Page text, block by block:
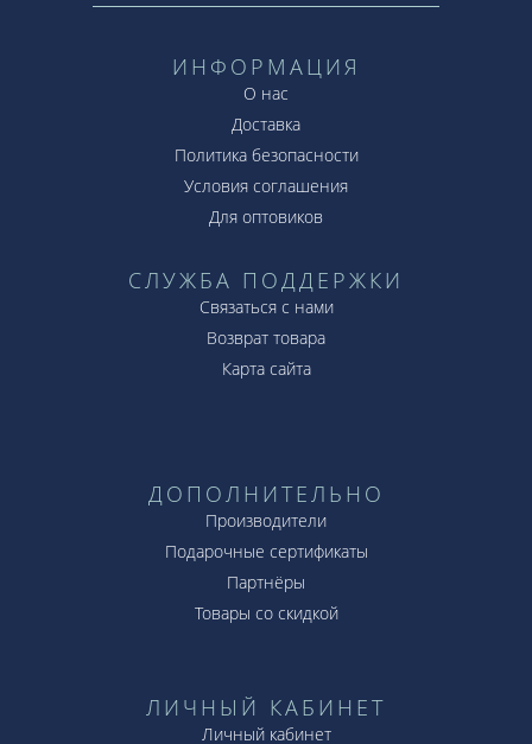
ИНФОРМАЦИЯ
О нас
Доставка
Политика безопасности
Условия соглашения
Для оптовиков
СЛУЖБА ПОДДЕРЖКИ
Связаться с нами
Возврат товара
Карта сайта
ДОПОЛНИТЕЛЬНО
Производители
Подарочные сертификаты
Партнёры
Товары со скидкой
ЛИЧНЫЙ КАБИНЕТ
Личный кабинет